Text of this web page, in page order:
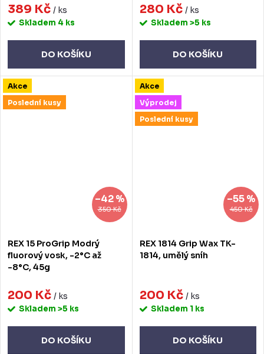
389 Kč / ks
Skladem 4 ks
DO KOŠÍKU
280 Kč / ks
Skladem >5 ks
DO KOŠÍKU
Akce
Poslední kusy
350 Kč
–42 %
REX 15 ProGrip Modrý
fluorový vosk, -2°C až
-8°C, 45g
200 Kč / ks
Skladem >5 ks
DO KOŠÍKU
Akce
Výprodej
Poslední kusy
450 Kč
–55 %
REX 1814 Grip Wax TK-
1814, umělý sníh
200 Kč / ks
Skladem 1 ks
DO KOŠÍKU